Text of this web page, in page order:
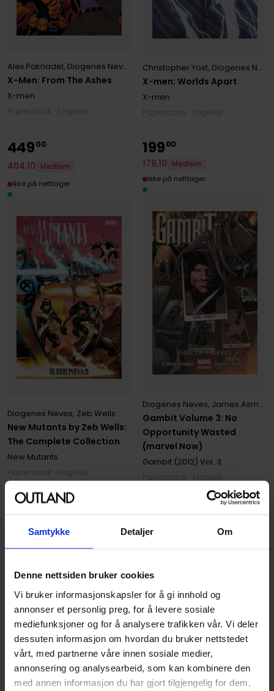
Samtykke Detaljer Om
Denne nettsiden bruker cookies
Vi bruker informasjonskapsler for å gi innhold og
annonser et personlig preg, for å levere sosiale
mediefunksjoner og for å analysere trafikken vår. Vi deler
dessuten informasjon om hvordan du bruker nettstedet
vårt, med partnerne våre innen sosiale medier,
annonsering og analysearbeid, som kan kombinere den
med annen informasjon du har gjort tilgjengelig for dem,
X-Men: From The Ashes
Alex Paknadel, Diogenes Neves Phillip Sevy
X-men
X-men: Worlds Apart
Christopher Yost, Diogenes Neves
X-men
New Mutants by Zeb Wells:
The Complete Collection
Diogenes Neves, Zeb Wells
New Mutants
44900
404,10
Medlem
Ikke på nettlager
Gambit Volume 3: No
Opportunity Wasted
(marvel Now)
Diogenes Neves, James Asmus
Gambit (2012) Vol. 3
19900
179,10
Medlem
Ikke på nettlager
10 Medlem